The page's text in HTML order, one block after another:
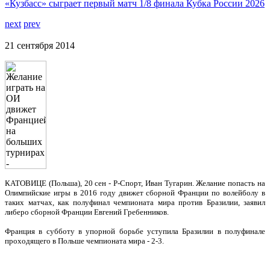
«Кузбасс» сыграет первый матч 1/8 финала Кубка России 2026
next prev
21 сентября 2014
КАТОВИЦЕ (Польша), 20 сен - Р-Спорт, Иван Тугарин. Желание попасть на
Олимпийские игры в 2016 году движет сборной Франции по волейболу в
таких матчах, как полуфинал чемпионата мира против Бразилии, заявил
либеро сборной Франции Евгений Гребенников.
Франция в субботу в упорной борьбе уступила Бразилии в полуфинале
проходящего в Польше чемпионата мира - 2-3.